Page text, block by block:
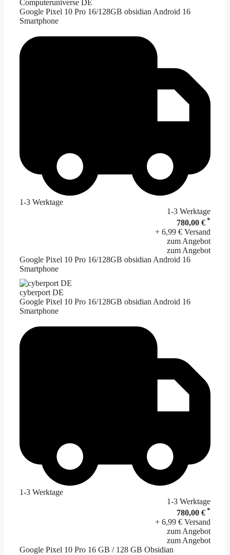
Computeruniverse DE
Google Pixel 10 Pro 16/128GB obsidian Android 16
Smartphone
1-3 Werktage
1-3 Werktage
780,00 € *
+ 6,99 € Versand
zum Angebot
zum Angebot
Google Pixel 10 Pro 16/128GB obsidian Android 16
Smartphone
cyberport DE
Google Pixel 10 Pro 16/128GB obsidian Android 16
Smartphone
1-3 Werktage
1-3 Werktage
780,00 € *
+ 6,99 € Versand
zum Angebot
zum Angebot
Google Pixel 10 Pro 16 GB / 128 GB Obsidian